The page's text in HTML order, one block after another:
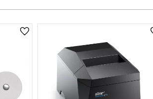
Lägg till i önskelista